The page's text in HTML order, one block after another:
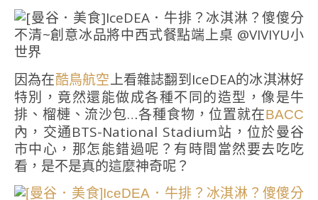
因為在酷鳥航空上看雜誌翻到IceDEA的冰淇淋好
特別，竟然還能做成各種不同的造型，像是牛
排、榴槤、流沙包…各種食物，位置就在BACC
內，交通BTS-National Stadium站，位於曼谷
市中心，那怎能錯過呢？有時間當然要去吃吃
看，是不是真的這麼神奇呢？